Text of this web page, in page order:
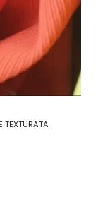
TEXTURATA